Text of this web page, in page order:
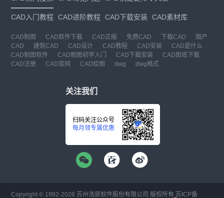
CAD入门教程 CAD进阶教程 CAD下载安装 CAD素材库
CAD制图 CAD软件下载 CAD正版 免费CAD 下载CAD
国产
CAD
建筑CAD CAD设计 CAD教程 CAD安装
CAD是什么
CAD制图软件
CAD制图初学入门 CAD下载安装
CAD图纸下载
CAD注册
CAD官网 CAD绘图 dwg dwg格式
关注我们
扫码关注公众号
每月领专属优惠
Copyright © 1992-2026 苏州浩辰软件股份有限公司 版权所有 苏ICP备